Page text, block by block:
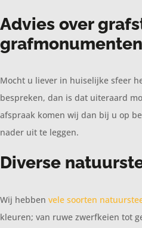
Advies over
Mocht u liever in huiselijke sfeer
bespreken, dan is dat uiteraard
afspraak komen wij dan bij u op
nader uit te leggen.
Diverse
Wij hebben vele soorten
kleuren; van ruwe zwerfkeien tot